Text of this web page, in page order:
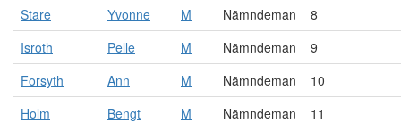
Stare
Yvonne M Nämndeman
8
Isroth
Pelle M Nämndeman
9
Forsyth
Ann M Nämndeman
10
Holm
Bengt M Nämndeman
11